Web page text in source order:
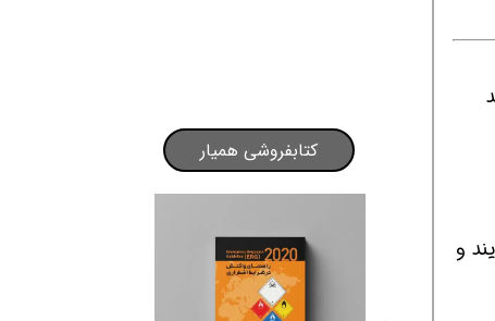
و
کتابفروشی همیار